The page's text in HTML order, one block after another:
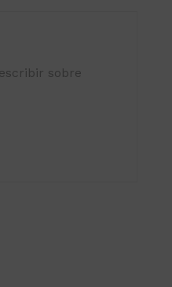
sobre